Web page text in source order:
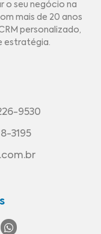
o seu negócio na
mais de 20 anos
personalizado,
estratégia.
9530
3195